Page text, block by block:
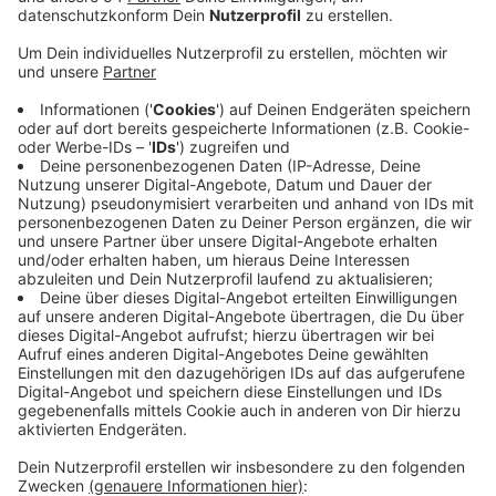
Sie sind im Wesentlichen eine Verlängerung des Teil-
Lockdowns.Einige Regeln wurden aber verschärft. Ab
heute dürfen sich in der Öffentlichkeit nur noch
maximal fünf Menschen aus zwei Haushalten treffen.
Dasselbe gilt für private Feiern. Davon ausgenommen
ist die Weihnachtszeit vom 23.12. bis zum 1. Januar: da
gilt eine Obergrenze von 10 Personen, die ausbeliebig
vielen Haushalten sein dürfen. Silvesterfeuerwerk soll
auf öffentlichen Straßen und Plätzen verboten sein,
wo genau muss die Stadt Mönchengladbach noch
bestimmen. Außerdem gilt die Maskenpflicht ab heute
auch vor Geschäften und auf Parkplätzen. Und in
Geschäften mit mehr als 800 Quadratmeter
Ladenfläche ist nur noch ein Kunde pro 20